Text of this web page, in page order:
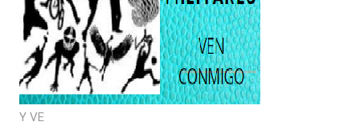
Y VE